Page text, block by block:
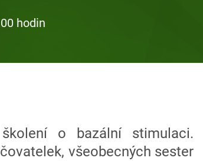
hodin
o bazální stimulaci.
všeobecných sester